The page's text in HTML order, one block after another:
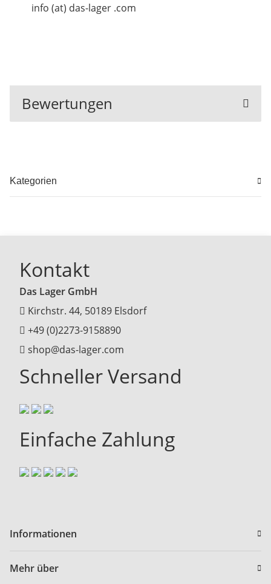
info (at) das-lager .com
Bewertungen
Kategorien
Kontakt
Das Lager GmbH
Kirchstr. 44, 50189 Elsdorf
+49 (0)2273-9158890
shop@das-lager.com
Schneller Versand
Einfache Zahlung
Informationen
Mehr über